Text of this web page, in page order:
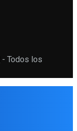
- Todos los